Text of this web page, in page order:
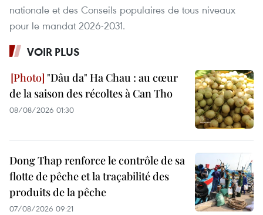
nationale et des Conseils populaires de tous niveaux
pour le mandat 2026-2031.
VOIR PLUS
"Dâu da" Ha Chau : au cœur
de la saison des récoltes à Can Tho
08/08/2026 01:30
Dong Thap renforce le contrôle de sa
flotte de pêche et la traçabilité des
produits de la pêche
07/08/2026 09:21